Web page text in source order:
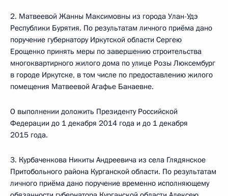
2. Матвеевой Жанны Максимовны из города Улан-Удэ
Республики Бурятия. По результатам личного приёма дано
поручение губернатору Иркутской области Сергею
Ерощенко принять меры по завершению строительства
многоквартирного жилого дома по улице Розы Люксембург
в городе Иркутске, в том числе по предоставлению жилого
помещения Матвеевой Агафье Банаевне.
О выполнении доложить Президенту Российской
Федерации до 1 декабря 2014 года и до 1 декабря
2015 года.
3. Курбаченкова Никиты Андреевича из села Глядянское
Притобольного района Курганской области. По результатам
личного приёма дано поручение временно исполняющему